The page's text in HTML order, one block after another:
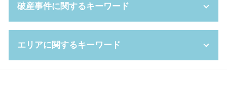
妻 浮気 離婚
離婚 協議書 書き方
養育費 公正証書
代襲相続 遺留分
みなし相続財産 とは
家庭裁判所 成年後見人
代襲相続 とは
新設分割 手続き
企業 コンプライアンス
代理人 弁護士
会社 分割
セクハラ 訴訟
労働基準法 労働時間
パワハラ 証拠 ない
労働 契約
労働 紛争
個人再生 期間
消滅時効 期間
債権 譲渡
支払督促 オンライン
破産事件に関するキーワード
免責不許可事由
破産 手続き 流れ
エリアに関するキーワード